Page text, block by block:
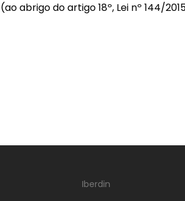
(ao abrigo do artigo 18º, Lei nº 144/
Iberdin